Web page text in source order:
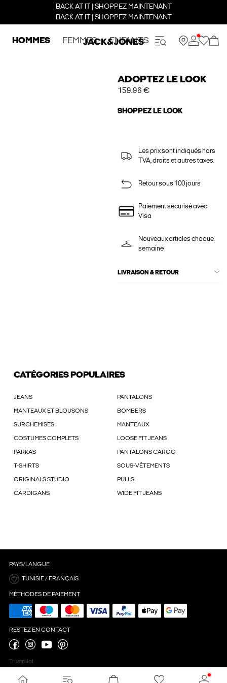
BACK AT IT | SHOPPEZ MAINTENANT
BACK AT IT | SHOPPEZ MAINTENANT
HOMMES FEMMES ENFANTS
ADOPTEZ LE LOOK
159.96 €
SHOPPEZ LE LOOK
Les prix sont indiqués hors
TVA, droits et autres taxes.
Retour sous 100 jours
Paiement sécurisé avec
Visa
Nouveaux articles chaque
semaine
LIVRAISON & RETOUR
CATÉGORIES POPULAIRES
JEANS PANTALONS
MANTEAUX ET BLOUSONS BOMBERS
SURCHEMISES MANTEAUX
COSTUMES COMPLETS LOOSE FIT JEANS
PARKAS PANTALONS CARGO
T-SHIRTS SOUS-VÊTEMENTS
ORIGINALS STUDIO PULLS
CARDIGANS WIDE FIT JEANS
PAYS/LANGUE
TUNISIE / FRANÇAIS
MÉTHODES DE PAIEMENT
RESTEZ EN CONTACT
Trustpilot